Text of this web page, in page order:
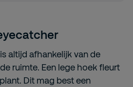
altijd afhankelijk van de
ruimte. Een lege hoek fleurt
Dit mag best een